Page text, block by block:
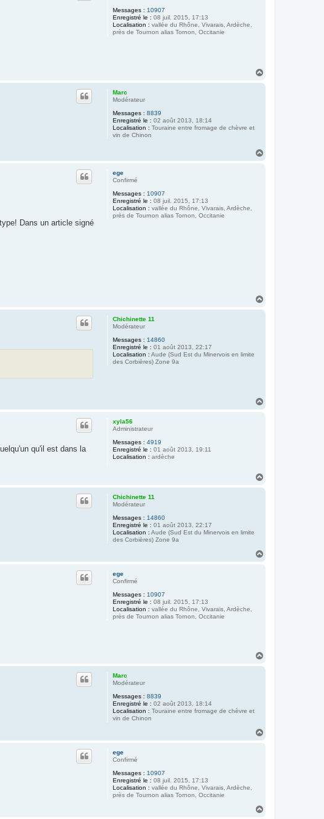
Messages : 10907
Enregistré le : 08 juil. 2015, 17:13
Localisation : vallée du Rhône, Vivarais, Ardèche,
près de Tournon alias Tornon, Occitanie
Marc
Modérateur
Messages : 8839
Enregistré le : 02 août 2013, 18:14
Localisation : Touraine entre fromage de chèvre et
vin de Chinon
ege
Confirmé
Messages : 10907
Enregistré le : 08 juil. 2015, 17:13
Localisation : vallée du Rhône, Vivarais, Ardèche,
près de Tournon alias Tornon, Occitanie
Dans un article signé
Chichinette 11
Modérateur
Messages : 14860
Enregistré le : 01 août 2013, 22:17
Localisation : Aude (Sud Est du Minervois en limite
des Corbières) Zone 9a
xyla56
Administrateur
Messages : 4919
Enregistré le : 01 août 2013, 19:11
Localisation : ardèche
qu'il est dans la
Chichinette 11
Modérateur
Messages : 14860
Enregistré le : 01 août 2013, 22:17
Localisation : Aude (Sud Est du Minervois en limite
des Corbières) Zone 9a
ege
Confirmé
Messages : 10907
Enregistré le : 08 juil. 2015, 17:13
Localisation : vallée du Rhône, Vivarais, Ardèche,
près de Tournon alias Tornon, Occitanie
Marc
Modérateur
Messages : 8839
Enregistré le : 02 août 2013, 18:14
Localisation : Touraine entre fromage de chèvre et
vin de Chinon
ege
Confirmé
Messages : 10907
Enregistré le : 08 juil. 2015, 17:13
Localisation : vallée du Rhône, Vivarais, Ardèche,
près de Tournon alias Tornon, Occitanie